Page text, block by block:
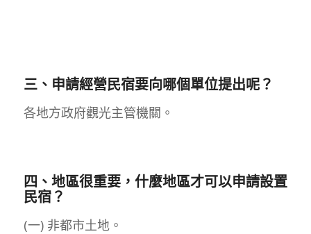
三、申請經營民宿要向哪個單位提出呢？
各地方政府觀光主管機關。
四、地區很重要，什麼地區才可以申請設置
民宿？
(一) 非都市土地。